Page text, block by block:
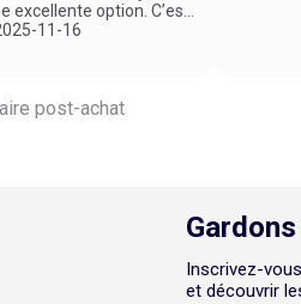
excellente option. C’est
pratique et agréable
11-16
post-achat
Inscrivez-
et découvrir